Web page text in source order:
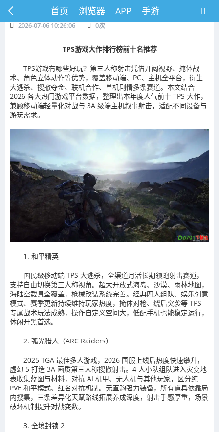
首页 浏览器 APP 手游
2026-07-06 10:26:06 0次
TPS游戏大作排行榜前十名推荐
TPS游戏有哪些好玩？第三人称射击凭借开阔视野、掩体战
术、角色立体动作等优势，覆盖移动端、PC、主机全平台，衍生
大逃杀、搜撤夺金、联机合作、单机剧情多条赛道。本文结合
2026 各大热门游戏平台数据，整理出本年度人气前十 TPS 大作，
兼顾移动端轻量化对战与 3A 级端主机叙事射击，适配不同设备与
游玩需求。
1. 和平精英
国民级移动端 TPS 大逃杀，全渠道月活长期领跑射击赛道，
支持自由切换第三人称视角。超大开放式海岛、沙漠、雨林地图，
海陆空载具全覆盖，枪械改装系统完善。经典四人组队、娱乐创意
模式、赛季更新持续维持玩家热度，掩体对枪、绕后突袭等 TPS
专属战术玩法成熟，操作自定义空间大，低配手机也能稳定运行，
休闲开黑首选。
2. 弧光猎人（ARC Raiders）
2025 TGA 最佳多人游戏，2026 国服上线后热度快速攀升，
虚幻 5 打造 3A 画质第三人称搜撤射击。4 人小队组队进入灾变地
表收集蓝图与材料，对抗 AI 机甲、无人机与其他玩家，区分纯
PVE 和平模式、红名对抗机制。无直购强力装备，所有道具依靠局
内搜集，三条差异化天赋路线拓展养成深度，射击手感厚重，场景
破坏机制提升对战变数。
3. 全境封锁 2